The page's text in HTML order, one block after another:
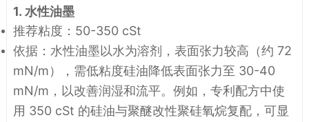
1. 水性油墨
推荐粘度 ：50-350 cSt
依据：水性油墨以水为溶剂，表面张力较高（约 72
mN/m），需低粘度硅油降低表面张力至 30-40
mN/m，以改善润湿和流平。例如，专利配方中使
用 350 cSt 的硅油与聚醚改性聚硅氧烷复配，可显